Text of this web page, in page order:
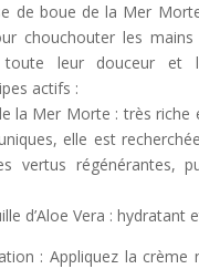
de boue de la Mer
chouchouter les
toute leur douceur et
actifs :
la Mer Morte : très riche
elle est
vertus régénérantes,
d’Aloe Vera : hydratant
: Appliquez la crème